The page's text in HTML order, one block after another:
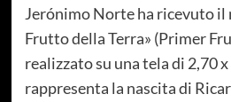
Jerónimo Norte ha ricevuto il
Frutto della Terra» (Primer
realizzato su una tela di 2,70
rappresenta la nascita di